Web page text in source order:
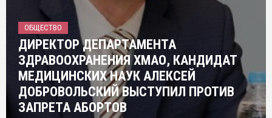
ОБЩЕСТВО
ДИРЕКТОР ДЕПАРТАМЕНТА
ЗДРАВООХРАНЕНИЯ ХМАО, КАНДИДАТ
МЕДИЦИНСКИХ НАУК АЛЕКСЕЙ
ДОБРОВОЛЬСКИЙ ВЫСТУПИЛ ПРОТИВ
ЗАПРЕТА АБОРТОВ